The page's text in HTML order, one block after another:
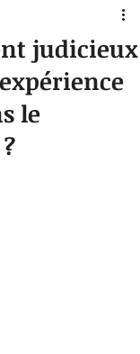
judicieux
le